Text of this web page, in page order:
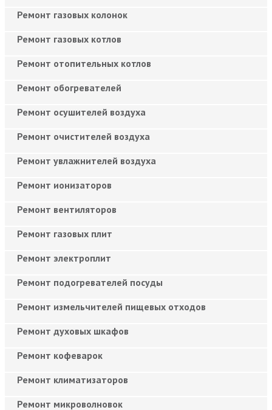
Ремонт газовых колонок
Ремонт газовых котлов
Ремонт отопительных котлов
Ремонт обогревателей
Ремонт осушителей воздуха
Ремонт очистителей воздуха
Ремонт увлажнителей воздуха
Ремонт ионизаторов
Ремонт вентиляторов
Ремонт газовых плит
Ремонт электроплит
Ремонт подогревателей посуды
Ремонт измельчителей пищевых отходов
Ремонт духовых шкафов
Ремонт кофеварок
Ремонт климатизаторов
Ремонт микроволновок